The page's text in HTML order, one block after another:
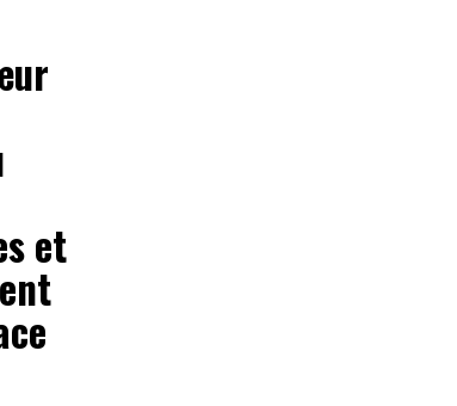
et